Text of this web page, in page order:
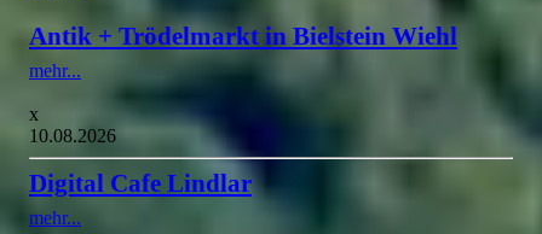
Antik + Trödelmarkt in Bielstein Wiehl
mehr...
x
10.08.2026
Digital Cafe Lindlar
mehr...